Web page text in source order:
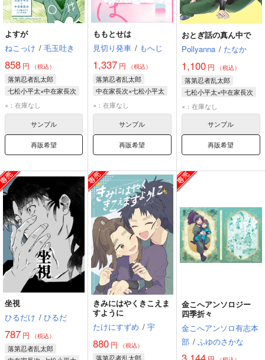
よすが
ねこっけ / 毛玉吐き
858 円 （税込）
落第忍者乱太郎
七松小平太×中在家長次
七松小平太
中在家長次
×：在庫なし
サンプル
再販希望
ももとせは
見切り発車 / もへじ
1,337 円 （税込）
落第忍者乱太郎
中在家長次×七松小平太
中在家長次
七松小平太
×：在庫なし
サンプル
再販希望
おとぎ話の真ん中で
Pollyanna / たなか
1,100円 （税込）
落第忍者乱太郎
七松小平太×中在家長次
七松小平太
中在家長次
×：在庫なし
サンプル
再販希望
坐視
ひるだけ / ひるだ
787 円 （税込）
落第忍者乱太郎
きみにはやくきこえま
すように
たけにすずめ / 宇
880 円 （税込）
落第忍者乱太郎
金こへアンソロジー
四季折々
金こへアンソロ有志本
部 / ふゆのさかな